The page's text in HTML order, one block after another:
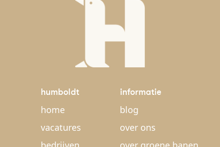
humboldt
home
vacatures
informatie
blog
over ons